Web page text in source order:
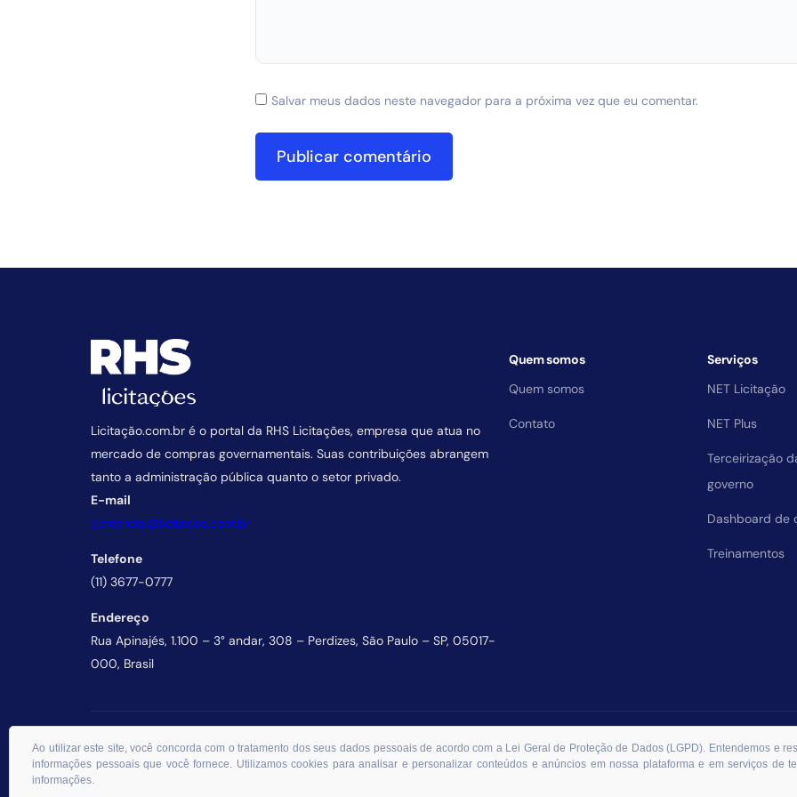
Salvar meus dados neste navegador para a próxima vez que eu comentar.
Licitação.com.br é o portal da RHS Licitações, empresa que atua no
mercado de compras governamentais. Suas contribuições abrangem
tanto a administração pública quanto o setor privado.
E-mail
comercial@licitacao.com.br
Telefone
(11) 3677-0777
Endereço
Rua Apinajés, 1.100 – 3° andar, 308 – Perdizes, São Paulo – SP, 05017-
000, Brasil
Quem somos
Quem somos
Contato
Serviços
NET Licitação
NET Plus
Terceirização
governo
Dashboard de
Treinamentos
Ao utilizar este site, você concorda com o tratamento dos seus dados pessoais de acordo com a Lei Geral de Proteção de Dados (LGPD). Entendemos e
informações pessoais que você fornece. Utilizamos cookies para analisar e personalizar conteúdos e anúncios em nossa plataforma e em serviços de
informações.